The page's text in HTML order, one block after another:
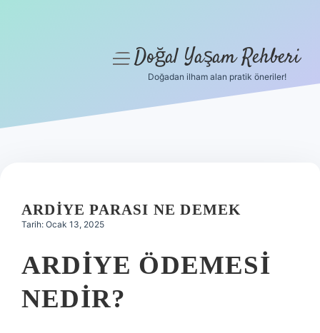
Hakkımızda
menüyüDoğal Yaşam Rehberi
Doğadan ilham alan pratik öneriler!
ARDIYE PARASI NE DEMEK
Tarih: Ocak 13, 2025
ARDIYE ÖDEMESI
NEDIR?